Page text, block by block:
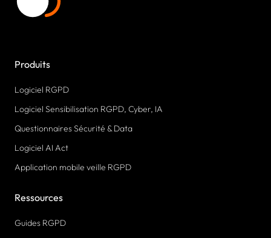
Produits
Logiciel RGPD
Logiciel Sensibilisation RGPD, Cyber, IA
Questionnaires Sécurité & Data
Logiciel AI Act
Application mobile veille RGPD
Ressources
Guides RGPD